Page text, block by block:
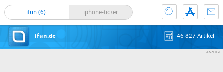
ifun (6) iphone-ticker
ifun.de 46 827 Artikel